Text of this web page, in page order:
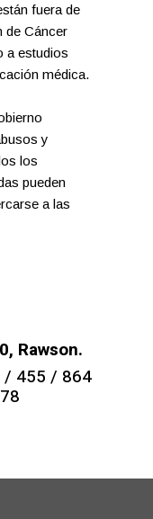
fuera de
de Cáncer
a estudios
médica.
y
los
pueden
a las
Rawson.
/ 455 / 864